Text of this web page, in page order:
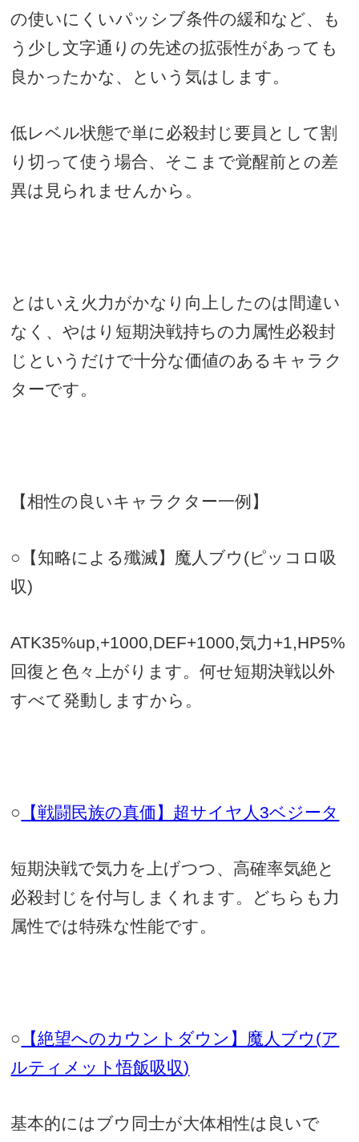
の使いにくいパッシブ条件の緩和など、も
う少し文字通りの先述の拡張性があっても
良かったかな、という気はします。
低レベル状態で単に必殺封じ要員として割
り切って使う場合、そこまで覚醒前との差
異は見られませんから。
とはいえ火力がかなり向上したのは間違い
なく、やはり短期決戦持ちの力属性必殺封
じというだけで十分な価値のあるキャラク
ターです。
【相性の良いキャラクター一例】
○【知略による殲滅】魔人ブウ (ピッコロ吸
収)
ATK35%up,+1000,DEF+1000,気力+1,HP5%
回復と色々上がります。何せ短期決戦以外
すべて発動しますから。
○ 【戦闘民族の真価】超サイヤ人3ベジータ
短期決戦で気力を上げつつ、高確率気絶と
必殺封じを付与しまくれます。どちらも力
属性では特殊な性能です。
○ 【絶望へのカウントダウン】魔人ブウ (ア
ルティメット悟飯吸収)
基本的にはブウ同士が大体相性は良いで